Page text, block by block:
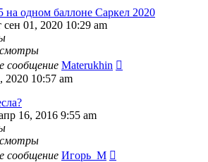
на одном баллоне Саркел 2020
сен 01, 2020 10:29 am
сообщение Materukhin
2020 10:57 am
16, 2016 9:55 am
сообщение Игорь_М